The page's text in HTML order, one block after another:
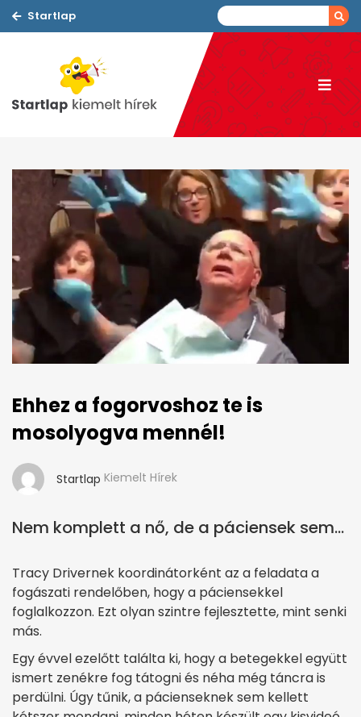
Startlap
Ehhez a fogorvoshoz te is
mosolyogva mennél!
Startlap Kiemelt Hírek
Nem komplett a nő, de a páciensek sem…
Tracy Drivernek koordinátorként az a feladata a
fogászati rendelőben, hogy a páciensekkel
foglalkozzon. Ezt olyan szintre fejlesztette, mint senki
más.
Egy évvel ezelőtt találta ki, hogy a betegekkel együtt
ismert zenékre fog tátogni és néha még táncra is
perdülni. Úgy tűnik, a pácienseknek sem kellett